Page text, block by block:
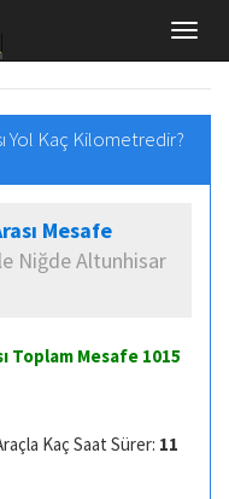
Yol Kaç Kilometredir?
Mesafe
Niğde Altunhisar
Toplam Mesafe 1015
Kaç Saat Sürer: 11